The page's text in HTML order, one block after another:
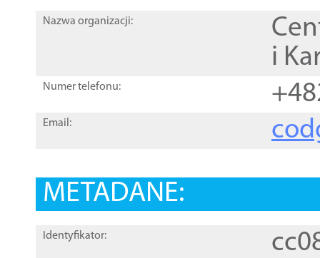
Nazwa organizacji:
i
Numer telefonu:
Email:
METADANE:
Identyfikator: